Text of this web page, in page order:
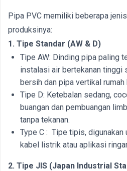
Pipa PVC memiliki beberapa
produksinya:
1. Tipe Standar (AW & D)
Tipe AW: Dinding pipa paling
instalasi air bertekanan tinggi
bersih dan pipa vertikal rumah
Tipe D: Ketebalan sedang,
buangan dan pembuangan
tanpa tekanan.
Type C : Tipe tipis, digunakan
kabel listrik atau aplikasi
2. Tipe JIS (Japan Industrial